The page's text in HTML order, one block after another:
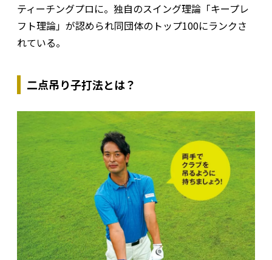
ティーチングプロに。独自のスイング理論「キープレ
フト理論」が認められ同団体のトップ100にランクさ
れている。
二点吊り子打法とは？